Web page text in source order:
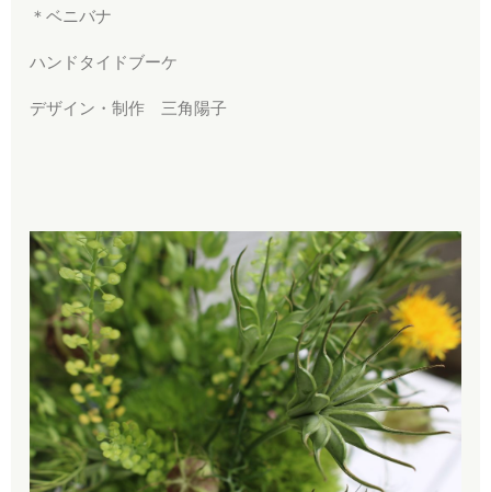
＊ベニバナ
ハンドタイドブーケ
デザイン・制作 三角陽子